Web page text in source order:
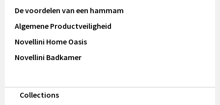
De voordelen van een hammam
Algemene Productveiligheid
Novellini Home Oasis
Novellini Badkamer
Collections